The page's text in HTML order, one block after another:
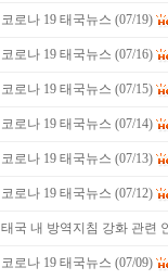
코로나 19 태국뉴스 (07/19)
코로나 19 태국뉴스 (07/16)
코로나 19 태국뉴스 (07/15)
코로나 19 태국뉴스 (07/14)
코로나 19 태국뉴스 (07/13)
코로나 19 태국뉴스 (07/12)
태국 내 방역지침 강화 관련
코로나 19 태국뉴스 (07/09)